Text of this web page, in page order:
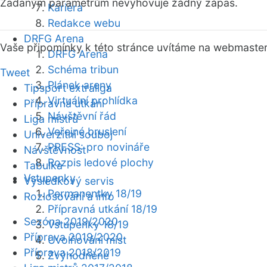
Kariéra
Redakce webu
DRFG Arena
DRFG Arena
Schéma tribun
Plánek areny
Virtuální prohlídka
Návštěvní řád
Veřejné bruslení
PRESS: pro novináře
Rozpis ledové plochy
Vstupenky
Permanentky 18/19
Přípravná utkání 18/19
Vstupenky 18/19
Uvolňování míst
Zvýhodněné
Zadaným parametrům nevyhovuje žádný zápas.
Vaše připomínky k této stránce uvítáme na webmaster
Tweet
Tipsport extraliga
Přípravná utkání
Liga mistrů
Univerzitní souboj
Návštěvnost
Tabulka
Výsledkový servis
Rozlosování a info
Sezóna 2019/2020
Příprava 2019/2020
Příprava 2018/2019